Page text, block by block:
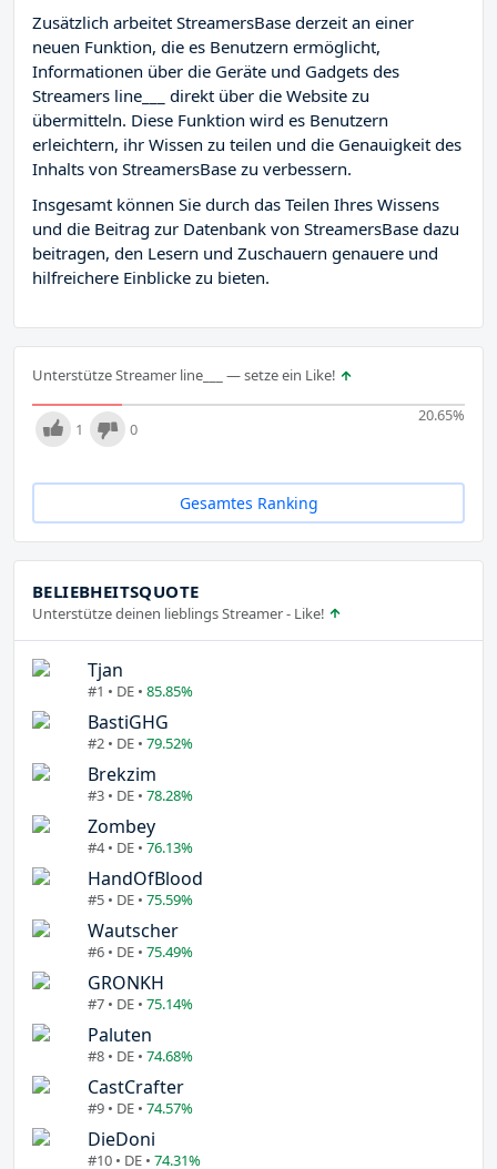
Zusätzlich arbeitet StreamersBase derzeit an einer
neuen Funktion, die es Benutzern ermöglicht,
Informationen über die Geräte und Gadgets des
Streamers line___ direkt über die Website zu
übermitteln. Diese Funktion wird es Benutzern
erleichtern, ihr Wissen zu teilen und die Genauigkeit des
Inhalts von StreamersBase zu verbessern.
Insgesamt können Sie durch das Teilen Ihres Wissens
und die Beitrag zur Datenbank von StreamersBase dazu
beitragen, den Lesern und Zuschauern genauere und
hilfreichere Einblicke zu bieten.
Unterstütze Streamer line___ — setze ein Like!
20.65%
1 0
Gesamtes Ranking
BELIEBHEITSQUOTE
Unterstütze deinen lieblings Streamer - Like!
Tjan
#1 • DE • 85.85%
BastiGHG
#2 • DE • 79.52%
Brekzim
#3 • DE • 78.28%
Zombey
#4 • DE • 76.13%
HandOfBlood
#5 • DE • 75.59%
Wautscher
#6 • DE • 75.49%
GRONKH
#7 • DE • 75.14%
Paluten
#8 • DE • 74.68%
CastCrafter
#9 • DE • 74.57%
DieDoni
#10 • DE • 74.31%